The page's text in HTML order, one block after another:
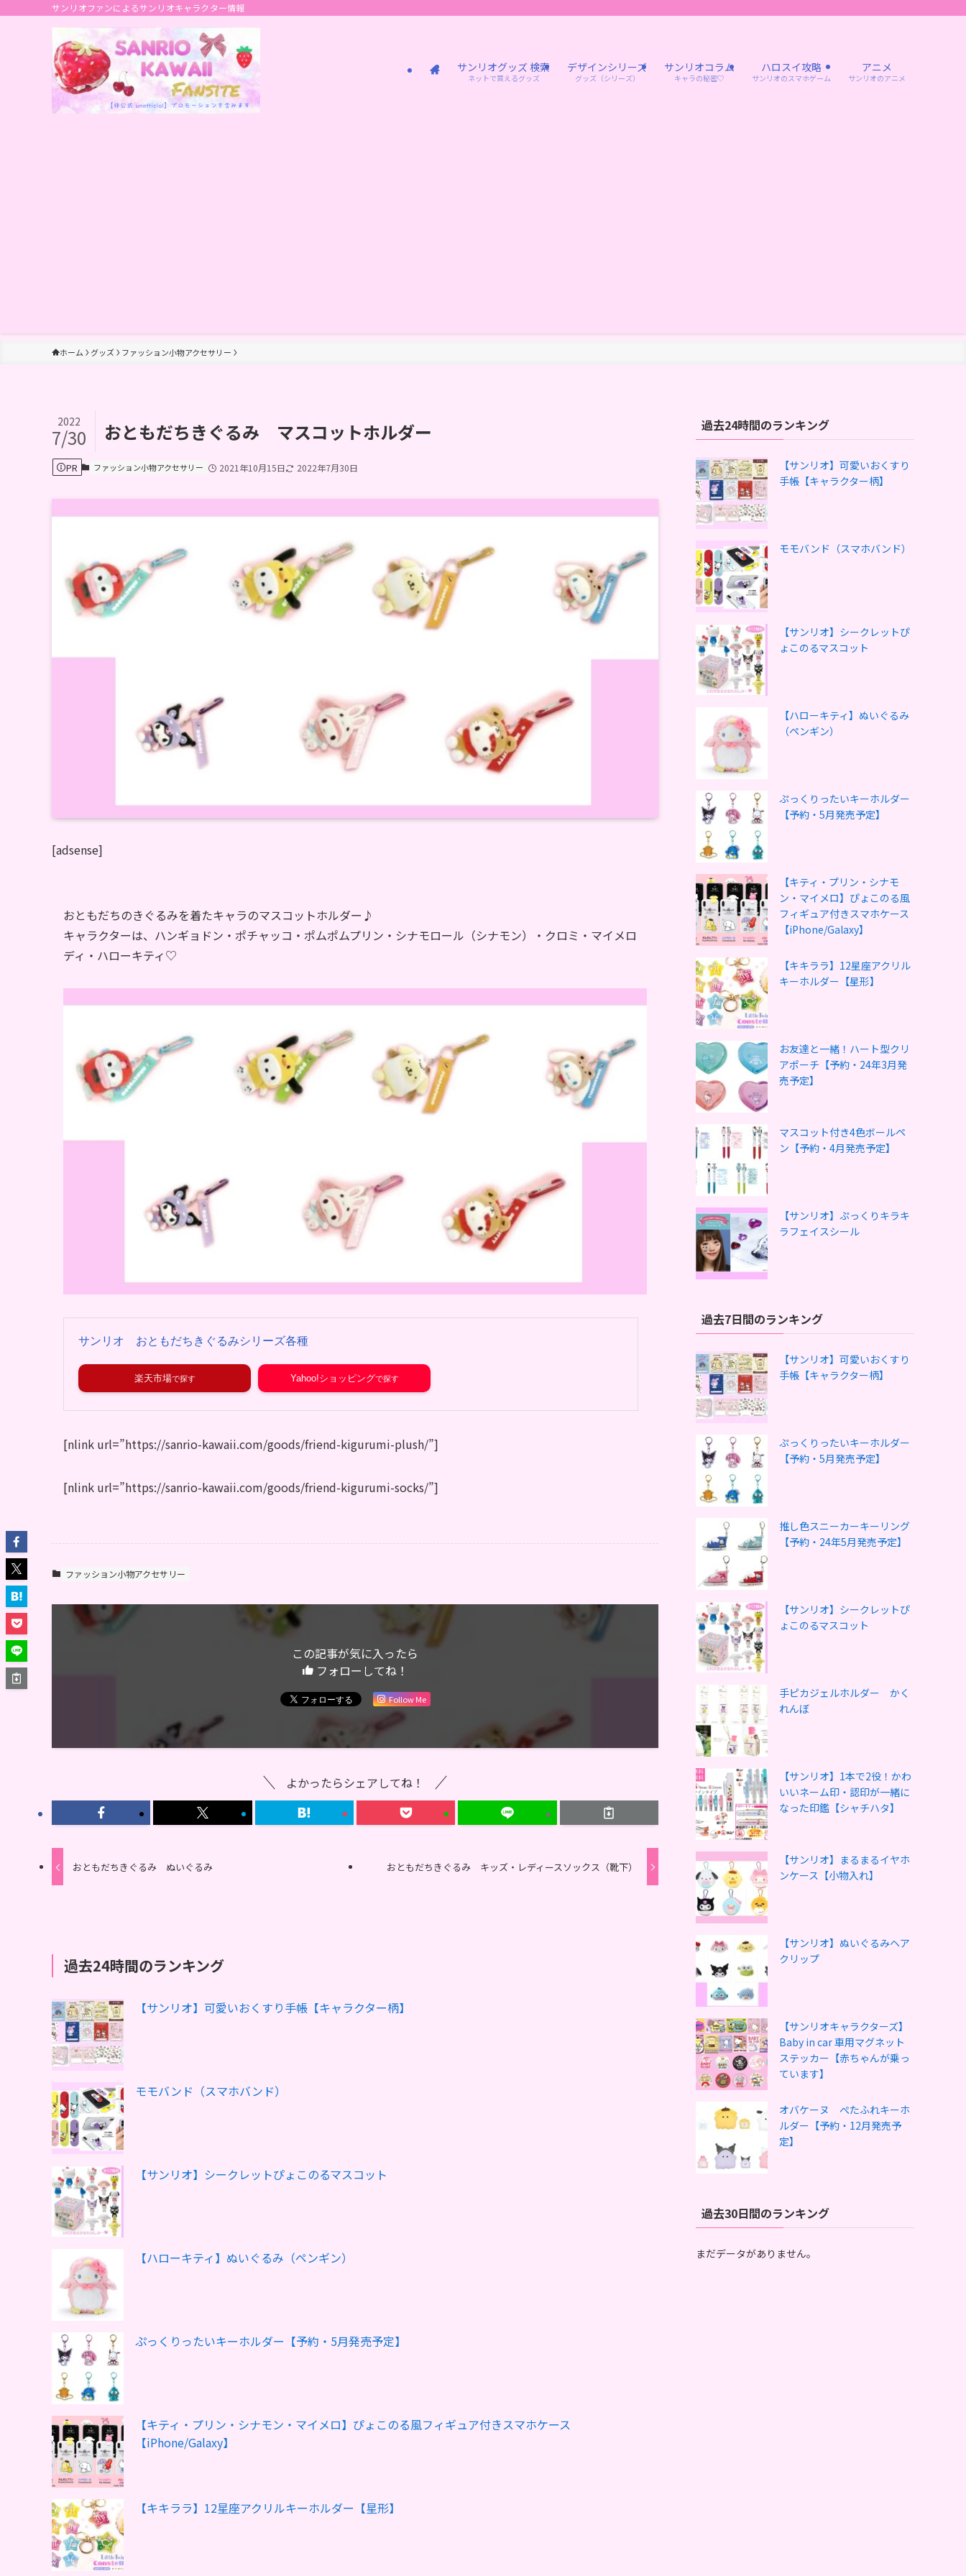
サンリオファンによるサンリオキャラクター情報
サンリオグッズ 検索
ネットで買えるグッズ
デザインシリーズ
グッズ（シリーズ）
サンリオコラム
キャラの秘密♡
ハロスイ攻略
サンリオのスマホゲーム
アニメ
サンリオのアニメ
ホーム グッズ ファッション小物アクセサリー
おともだちきぐるみ マスコットホルダー
2022
7/30
PR ファッション小物アクセサリー 2021年10月15日 2022年7月30日
[adsense]
おともだちのきぐるみを着たキャラのマスコットホルダー♪
キャラクターは、ハンギョドン・ポチャッコ・ポムポムプリン・シナモロール（シナモン）・クロミ・マイメロ
ディ・ハローキティ♡
サンリオ おともだちきぐるみシリーズ各種
楽天市場 Yahoo!ショッピング
[nlink url=”https://sanrio-kawaii.com/goods/friend-kigurumi-plush/”]
[nlink url=”https://sanrio-kawaii.com/goods/friend-kigurumi-socks/”]
ファッション小物アクセサリー
この記事が気に入ったら
フォローしてね！
Follow Me
よかったらシェアしてね！
おともだちきぐるみ ぬいぐるみ おともだちきぐるみ キッズ・レディースソックス（靴下）
過去24時間のランキング
【サンリオ】可愛いおくすり手帳【キャラクター柄】
モモバンド（スマホバンド）
【サンリオ】シークレットぴょこのるマスコット
【ハローキティ】ぬいぐるみ（ペンギン）
ぷっくりったいキーホルダー【予約・5月発売予定】
【キティ・プリン・シナモン・マイメロ】ぴょこのる風フィギュア付きスマホケース
【iPhone/Galaxy】
【キキララ】12星座アクリルキーホルダー【星形】
過去24時間のランキング
【サンリオ】可愛いおくすり
手帳【キャラクター柄】
モモバンド（スマホバンド）
【サンリオ】シークレットぴ
ょこのるマスコット
【ハローキティ】ぬいぐるみ
（ペンギン）
ぷっくりったいキーホルダー
【予約・5月発売予定】
【キティ・プリン・シナモ
ン・マイメロ】ぴょこのる風
フィギュア付きスマホケース
【iPhone/Galaxy】
【キキララ】12星座アクリル
キーホルダー【星形】
お友達と一緒！ハート型クリ
アポーチ【予約・24年3月発
売予定】
マスコット付き4色ボールペ
ン【予約・4月発売予定】
【サンリオ】ぷっくりキラキ
ラフェイスシール
過去7日間のランキング
【サンリオ】可愛いおくすり
手帳【キャラクター柄】
ぷっくりったいキーホルダー
【予約・5月発売予定】
推し色スニーカーキーリング
【予約・24年5月発売予定】
【サンリオ】シークレットぴ
ょこのるマスコット
手ピカジェルホルダー かく
れんぼ
【サンリオ】1本で2役！かわ
いいネーム印・認印が一緒に
なった印鑑【シャチハタ】
【サンリオ】まるまるイヤホ
ンケース【小物入れ】
【サンリオ】ぬいぐるみヘア
クリップ
【サンリオキャラクターズ】
Baby in car 車用マグネット
ステッカー【赤ちゃんが乗っ
ています】
オバケーヌ ぺたふれキーホ
ルダー【予約・12月発売予
定】
過去30日間のランキング
まだデータがありません。